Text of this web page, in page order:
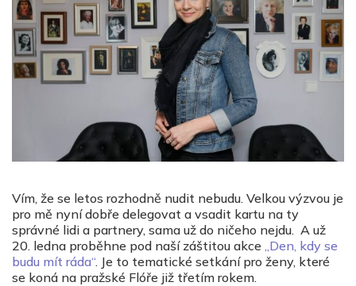
Vím, že se letos rozhodně nudit nebudu. Velkou výzvou je
pro mě nyní dobře delegovat a vsadit kartu na ty
správné lidi a partnery, sama už do ničeho nejdu. A už
20. ledna proběhne pod naší záštitou akce „Den, kdy se
budu mít ráda“. Je to tematické setkání pro ženy, které
se koná na pražské Flóře již třetím rokem.